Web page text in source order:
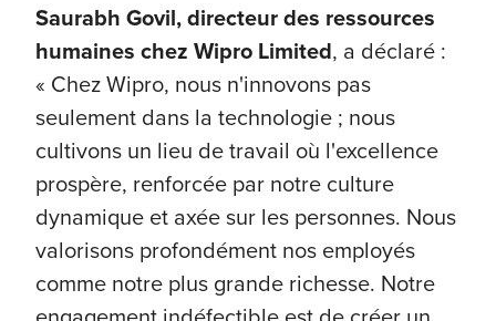
Saurabh Govil, directeur des ressources
humaines chez Wipro Limited, a déclaré :
« Chez Wipro, nous n'innovons pas
seulement dans la technologie ; nous
cultivons un lieu de travail où l'excellence
prospère, renforcée par notre culture
dynamique et axée sur les personnes. Nous
valorisons profondément nos employés
comme notre plus grande richesse. Notre